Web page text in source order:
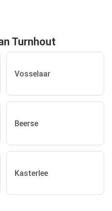
Turnhout
Vosselaar
Beerse
Kasterlee